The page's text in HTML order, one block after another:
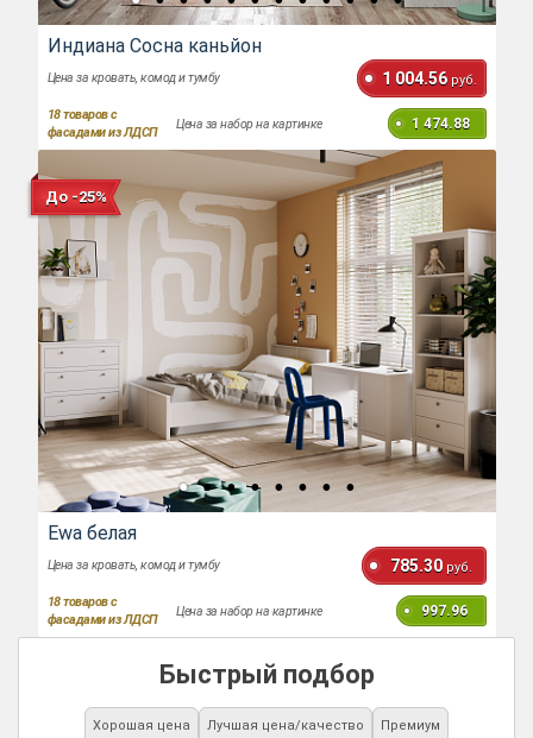
Индиана Сосна каньйон
Цена за кровать, комод и тумбу 1 004.56 руб.
18товаров с
фасадами из ЛДСП
Цена за набор на картинке 1 474.88
До -25%
Ewa белая
Цена за кровать, комод и тумбу 785.30 руб.
18товаров с
фасадами из ЛДСП
Цена за набор на картинке 997.96
Быстрый подбор
Хорошая цена Лучшая цена/качество Премиум